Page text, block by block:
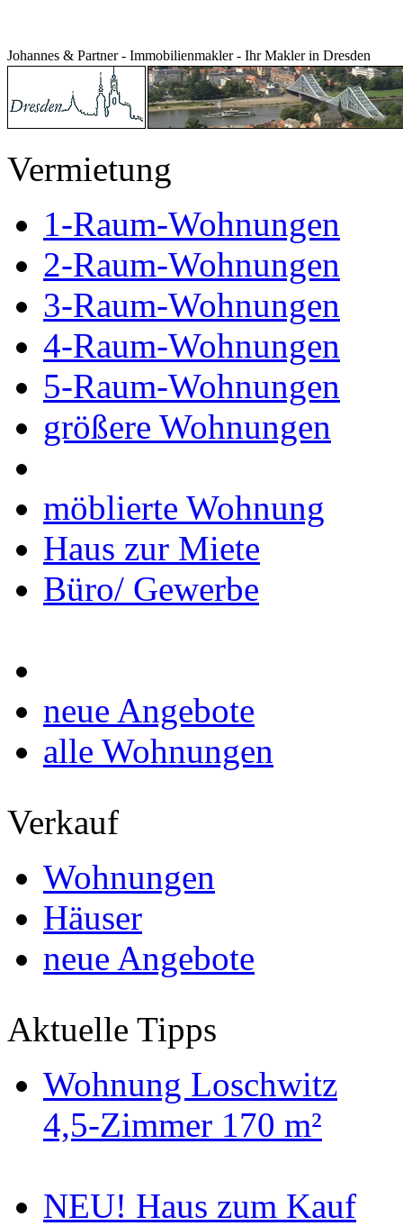
Johannes & Partner - Immobilienmakler - Ihr Makler in Dresden
Vermietung
1-Raum-Wohnungen
2-Raum-Wohnungen
3-Raum-Wohnungen
4-Raum-Wohnungen
5-Raum-Wohnungen
größere Wohnungen
möblierte Wohnung
Haus zur Miete
Büro/ Gewerbe
neue Angebote
alle Wohnungen
Verkauf
Wohnungen
Häuser
neue Angebote
Aktuelle Tipps
Wohnung Loschwitz
4,5-Zimmer 170 m²
NEU! Haus zum Kauf